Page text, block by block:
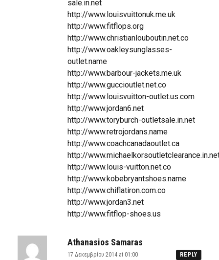
sale.in.net
http://www.louisvuittonuk.me.uk
http://www.fitflops.org
http://www.christianlouboutin.net.co
http://www.oakleysunglasses-
outlet.name
http://www.barbour-jackets.me.uk
http://www.guccioutlet.net.co
http://www.louisvuitton-outlet.us.com
http://www.jordan6.net
http://www.toryburch-outletsale.in.net
http://www.retrojordans.name
http://www.coachcanadaoutlet.ca
http://
http://www.louis-vuitton.net.co
http://www.kobebryantshoes.name
http://www.chiflatiron.com.co
http://www.jordan3.net
http://www.fitflop-shoes.us
Athanasios Samaras
17 Δεκεμβρίου 2014 at 01:00 REPLY